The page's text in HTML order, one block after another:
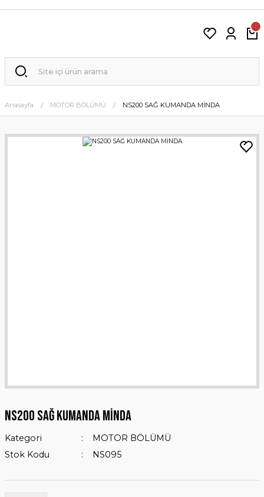
Anasayfa MOTOR BÖLÜMÜ NS200 SAĞ KUMANDA MİNDA
NS200 SAĞ KUMANDA MİNDA
Kategori
MOTOR BÖLÜMÜ
Stok Kodu
NS095